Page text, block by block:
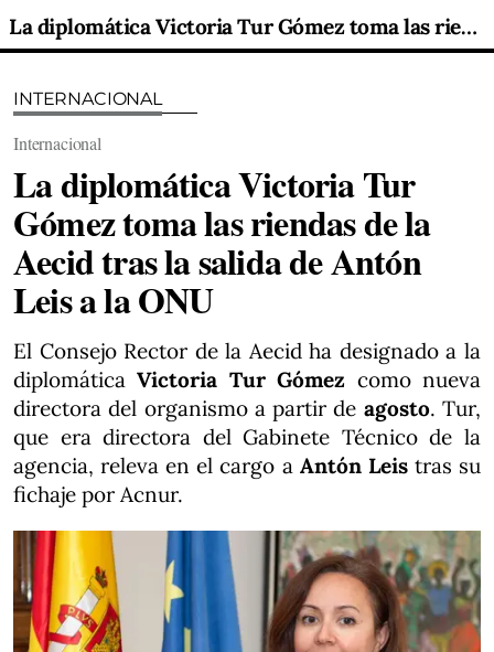
La diplomática Victoria Tur Gómez toma las riendas de la Aecid tras la salida de Antón Leis a la ONU
INTERNACIONAL
Internacional
La diplomática Victoria Tur
Gómez toma las riendas de la
Aecid tras la salida de Antón
Leis a la ONU
El Consejo Rector de la Aecid ha designado a la
diplomática Victoria Tur Gómez como nueva
directora del organismo a partir de agosto. Tur,
que era directora del Gabinete Técnico de la
agencia, releva en el cargo a Antón Leistras su
fichaje por Acnur.